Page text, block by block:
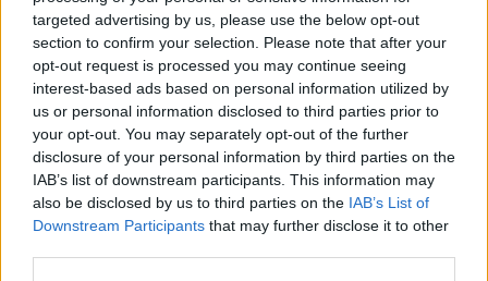
targeted advertising by us, please use the below opt-out
section to confirm your selection. Please note that after your
opt-out request is processed you may continue seeing
interest-based ads based on personal information utilized by
us or personal information disclosed to third parties prior to
your opt-out. You may separately opt-out of the further
disclosure of your personal information by third parties on the
IAB’s list of downstream participants. This information may
also be disclosed by us to third parties on the IAB’s List of
Downstream Participants that may further disclose it to other
La radice del disturbo è soprattutto nellevariazioni dei ritmi luce-
, con le giornate più corte dell'anno concentrate in questo
periodo. Più esposte risultano le donne, e il rischio di essere colpiti
dall'improvvisocalo del tono dell'umore aumenta via via che si
sale geograficamente verso nord.
sintomi? Malinconia, si diceva, con quel fastidioso pacchetto di
svogliatezza, stanchezza, tristezza e apatia. Gli straschichi lasciati
dall'emergenza pandemica e la congiuntura internazionale fatta di
guerra, rincari e inflazione di certo non aiutano. Anzi.
E allora: che fare? Il primo specialista a codificare in svariate
pubblicazioni il Winter Blues, negli Anni 80 del Novecento, è stato lo